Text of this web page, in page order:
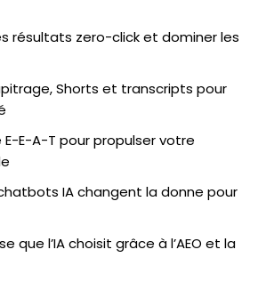
résultats zero-click et dominer les
Shorts et transcripts pour
E-A-T pour propulser votre
IA changent la donne pour
que l’IA choisit grâce à l’AEO et la